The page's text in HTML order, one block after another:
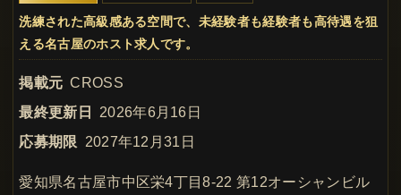
洗練された高級感ある空間で、未経験者も経験者も高待遇を狙
える名古屋のホスト求人です。
掲載元 CROSS
最終更新日
2026年6月16日
応募期限
2027年12月31日
愛知県名古屋市中区栄4丁目8-22 第12オーシャンビル